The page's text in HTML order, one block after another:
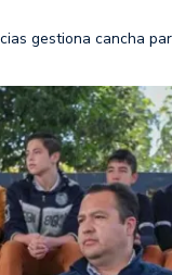
gestiona cancha